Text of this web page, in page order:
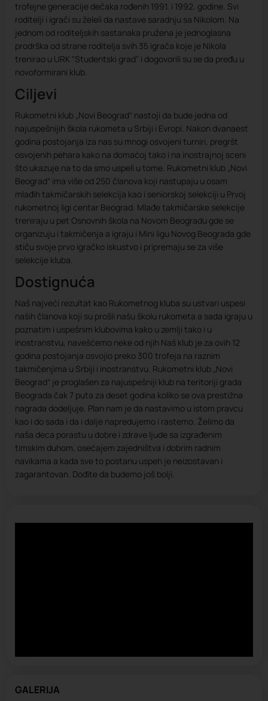
trofejne generacije dečaka rođenih 1991. i 1992. godine. Svi
roditelji i igrači su želeli da nastave saradnju sa Nikolom. Na
jednom od roditeljskih sastanaka pružena je jednoglasna
prodrška od strane roditelja svih 35 igrača koje je Nikola
trenirao u URK "Studentski grad" i dogovorili su se da pređu u
novoformirani klub.
Ciljevi
Rukometni klub „Novi Beograd“ nastoji da bude jedna od
najuspešnijih škola rukometa u Srbiji i Evropi. Nakon dvanaest
godina postojanja iza nas su mnogi osvojeni turniri, pregršt
osvojenih pehara kako na domaćoj tako i na inostrajnoj sceni
što ukazuje na to da smo uspeli u tome. Rukometni klub „Novi
Beograd“ ima više od 250 članova koji nastupaju u osam
mlađih takmičarskih selekcija kao i seniorskoj selekciji u Prvoj
rukometnoj ligi centar Beograd. Mlađe takmičarske selekcije
treniraju u pet Osnovnih škola na Novom Beogradu gde se
organizuju i takmičenja a igraju i Mini ligu Novog Beograda gde
stiču svoje prvo igračko iskustvo i pripremaju se za više
selekcije kluba.
Dostignuća
Naš najveći rezultat kao Rukometnog kluba su ustvari uspesi
naših članova koji su prošli našu školu rukometa a sada igraju u
poznatim i uspešnim klubovima kako u zemlji tako i u
inostranstvu, navešćemo neke od njih Naš klub je za ovih 12
godina postojanja osvojio preko 300 trofeja na raznim
takmičenjima u Srbiji i inostranstvu. Rukometni klub „Novi
Beograd“ je proglašen za najuspešniji klub na teritoriji grada
Beograda čak 7 puta za deset godina koliko se ova prestižna
nagrada dodeljuje. Plan nam je da nastavimo u istom pravcu
kao i do sada i da i dalje napredujemo i rastemo. Želimo da
naša deca porastu u dobre i zdrave ljude sa izgrađenim
timskim duhom, osećajem zajedništva i dobrim radnim
navikama a kada sve to postanu uspeh je neizostavan i
zagarantovan. Dođite da budemo još bolji.
GALERIJA